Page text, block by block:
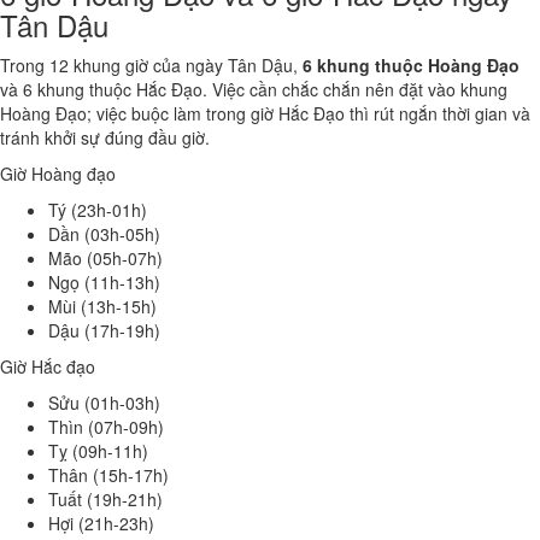
Tân Dậu
Trong 12 khung giờ của ngày Tân Dậu, 6 khung thuộc Hoàng Đạo
và 6 khung thuộc Hắc Đạo. Việc cần chắc chắn nên đặt vào khung
Hoàng Đạo; việc buộc làm trong giờ Hắc Đạo thì rút ngắn thời gian và
tránh khởi sự đúng đầu giờ.
Giờ Hoàng đạo
Tý (23h-01h)
Dần (03h-05h)
Mão (05h-07h)
Ngọ (11h-13h)
Mùi (13h-15h)
Dậu (17h-19h)
Giờ Hắc đạo
Sửu (01h-03h)
Thìn (07h-09h)
Tỵ (09h-11h)
Thân (15h-17h)
Tuất (19h-21h)
Hợi (21h-23h)